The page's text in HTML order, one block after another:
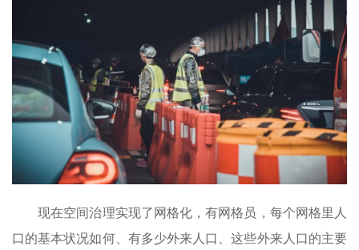
现在空间治理实现了网格化，有网格员，每个网格里人
口的基本状况如何、有多少外来人口、这些外来人口的主要